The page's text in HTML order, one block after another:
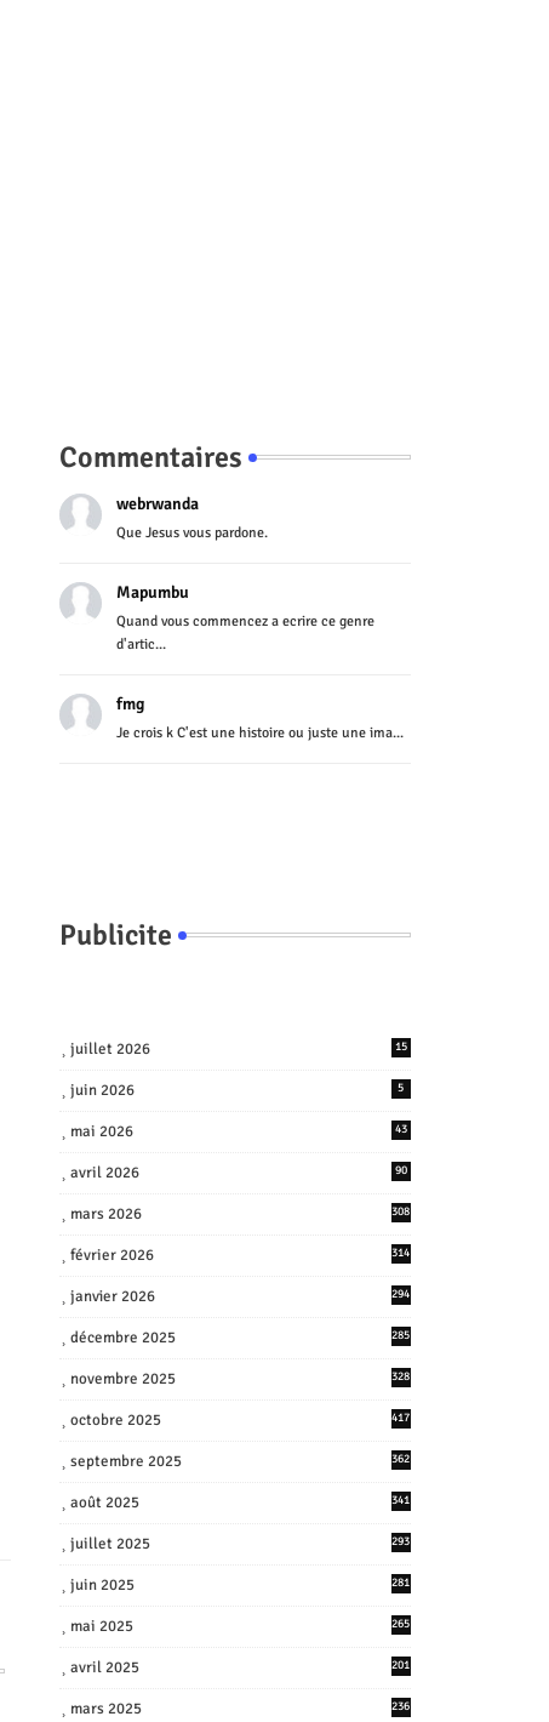
Commentaires
webrwanda
Que Jesus vous pardone.
Mapumbu
Quand vous commencez a ecrire ce genre
d'artic...
fmg
Je crois k C'est une histoire ou juste une ima...
Publicite
juillet 2026 15
juin 2026 5
mai 2026 43
avril 2026 90
mars 2026 308
février 2026 314
janvier 2026 294
décembre 2025 285
novembre 2025 328
octobre 2025 417
septembre 2025 362
août 2025 341
juillet 2025 293
juin 2025 281
mai 2025 265
avril 2025 201
mars 2025 236